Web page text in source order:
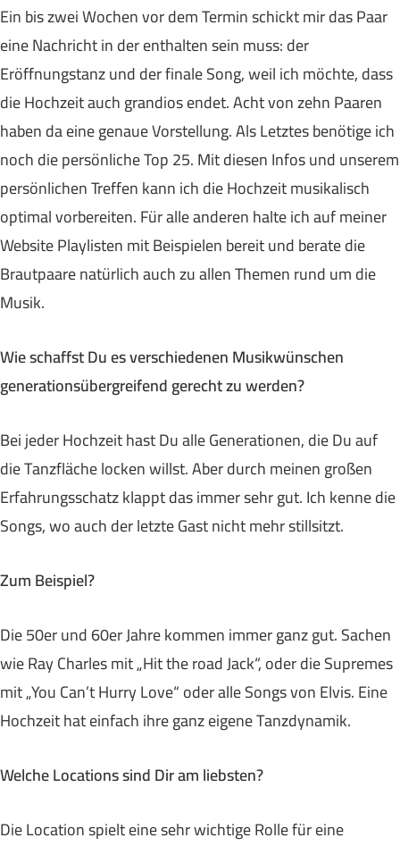
Ein bis zwei Wochen vor dem Termin schickt mir das Paar
eine Nachricht in der enthalten sein muss: der
Eröffnungstanz und der finale Song, weil ich möchte, dass
die Hochzeit auch grandios endet. Acht von zehn Paaren
haben da eine genaue Vorstellung. Als Letztes benötige ich
noch die persönliche Top 25. Mit diesen Infos und unserem
persönlichen Treffen kann ich die Hochzeit musikalisch
optimal vorbereiten. Für alle anderen halte ich auf meiner
Website Playlisten mit Beispielen bereit und berate die
Brautpaare natürlich auch zu allen Themen rund um die
Musik.
Wie schaffst Du es verschiedenen Musikwünschen
generationsübergreifend gerecht zu werden?
Bei jeder Hochzeit hast Du alle Generationen, die Du auf
die Tanzfläche locken willst. Aber durch meinen großen
Erfahrungsschatz klappt das immer sehr gut. Ich kenne die
Songs, wo auch der letzte Gast nicht mehr stillsitzt.
Zum Beispiel?
Die 50er und 60er Jahre kommen immer ganz gut. Sachen
wie Ray Charles mit „Hit the road Jack“, oder die Supremes
mit „You Can’t Hurry Love“ oder alle Songs von Elvis. Eine
Hochzeit hat einfach ihre ganz eigene Tanzdynamik.
Welche Locations sind Dir am liebsten?
Die Location spielt eine sehr wichtige Rolle für eine